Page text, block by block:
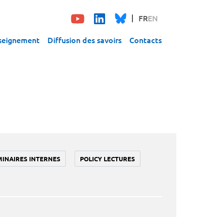
FREN
Diffusion des savoirs Contacts
INTERNES POLICY LECTURES